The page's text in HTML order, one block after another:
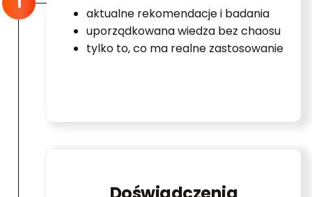
aktualne rekomendacje i badania
uporządkowana wiedza bez chaosu
tylko to, co ma realne zastosowanie